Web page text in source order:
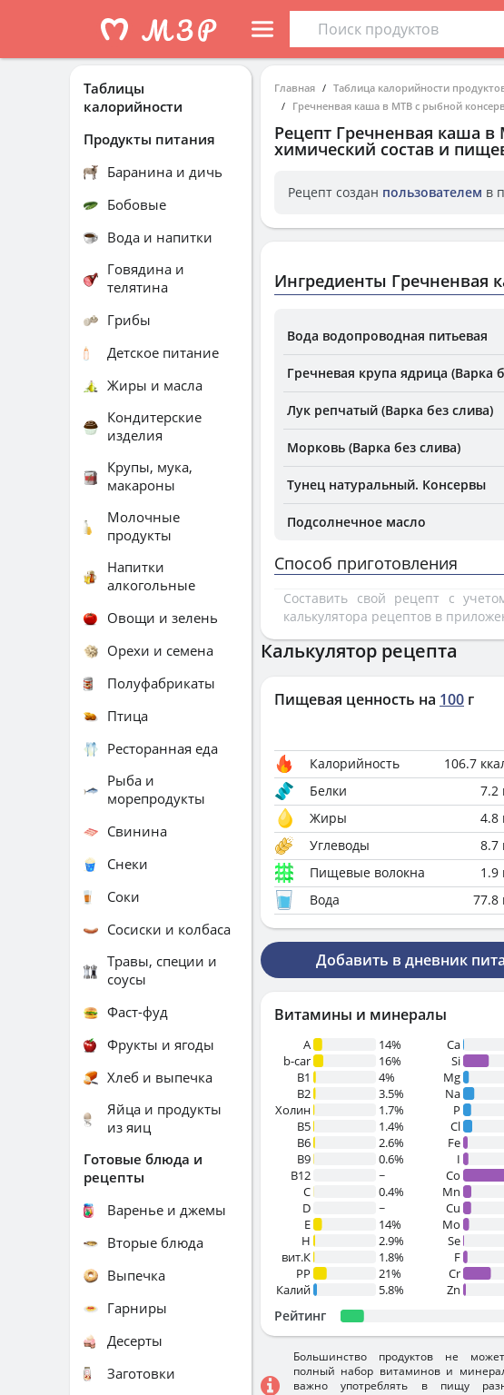
Главная Таблица калорийности
Гречненвая каша в МТВ с рыбной
Рецепт Гречненвая каша
химический состав и
Рецепт создан пользователем в
Ингредиенты Гречненвая
Вода водопроводная питьевая
Гречневая крупа ядрица (Варка
Лук репчатый (Варка без слива)
Морковь (Варка без слива)
Тунец натуральный. Консервы
Подсолнечное масло
Способ приготовления
Составить свой рецепт с
калькулятора рецептов в
Калькулятор рецепта
Пищевая ценность на 100 г
Калорийность 106.7
Белки
7.2
Жиры
4.8
Углеводы
8.7
Пищевые волокна
1.9
Вода
77.8
Добавить в дневник
Витамины и минералы
A
14%
b-car
16%
В1
4%
B2
3.5%
Холин
1.7%
B5
1.4%
B6
2.6%
B9
0.6%
B12
~
C
0.4%
D
~
E
14%
H
2.9%
вит.К
1.8%
PP
21%
Калий
5.8%
Ca
Si
Mg
Na
P
Cl
Fe
I
Co
Mn
Cu
Mo
Se
F
Cr
Zn
Рейтинг
Большинство продуктов не
полный набор витаминов и
важно употреблять в пищу
Таблицы
калорийности
Продукты питания
Баранина и дичь
Бобовые
Вода и напитки
Говядина и
телятина
Грибы
Детское питание
Жиры и масла
Кондитерские
изделия
Крупы, мука,
макароны
Молочные
продукты
Напитки
алкогольные
Овощи и зелень
Орехи и семена
Полуфабрикаты
Птица
Ресторанная еда
Рыба и
морепродукты
Свинина
Снеки
Соки
Сосиски и колбаса
Травы, специи и
соусы
Фаст-фуд
Фрукты и ягоды
Хлеб и выпечка
Яйца и продукты
из яиц
Готовые блюда и
рецепты
Варенье и джемы
Вторые блюда
Выпечка
Гарниры
Десерты
Заготовки